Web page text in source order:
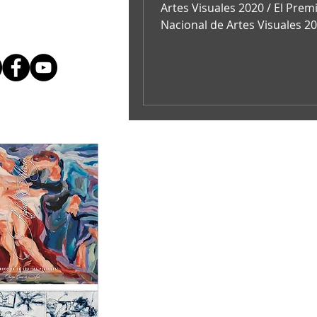
Artes Visuales 2020 / El
Nacional de Artes Visuales